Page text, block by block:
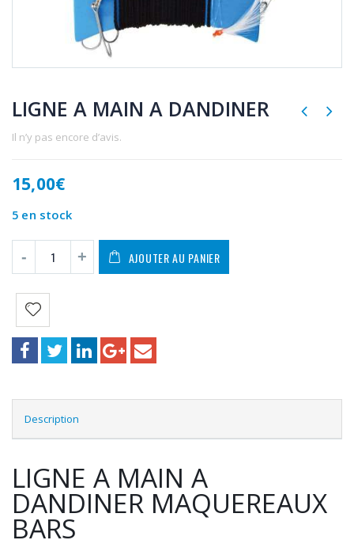
LIGNE A MAIN A DANDINER
Il n’y pas encore d’avis.
15,00€
5 en stock
AJOUTER AU PANIER
Description
LIGNE A MAIN A
DANDINER MAQUEREAUX
BARS